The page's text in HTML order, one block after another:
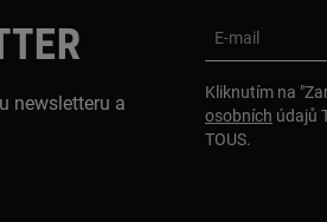
newsletteru a
E-mail
Kliknutím na
osobních údajů
TOUS.